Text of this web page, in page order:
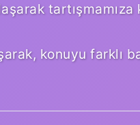
konuyu farklı